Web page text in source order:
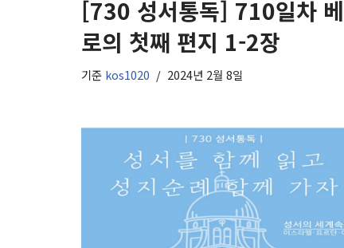
[730 성서통독] 710일차
로의 첫째 편지 1-2장
기준 kos1020 2024년 2월 8일